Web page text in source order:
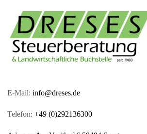
E-Mail: info@dreses.de
Telefon: +49 (0)292136300